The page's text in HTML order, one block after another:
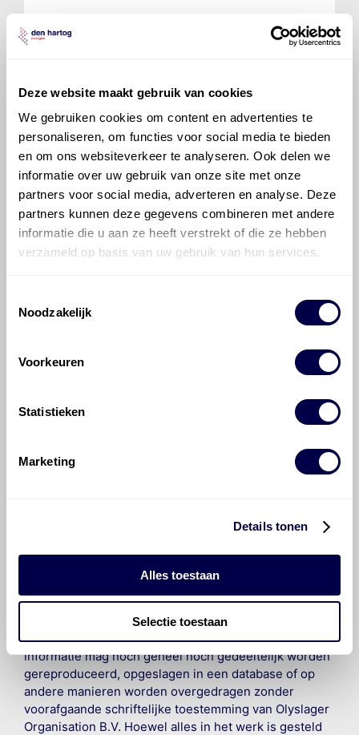
Deze website maakt gebruik van cookies
We gebruiken cookies om content en advertenties te
personaliseren, om functies voor social media te bieden
en om ons websiteverkeer te analyseren. Ook delen we
informatie over uw gebruik van onze site met onze
partners voor social media, adverteren en analyse. Deze
partners kunnen deze gegevens combineren met andere
informatie die u aan ze heeft verstrekt of die ze hebben
verzameld op basis van uw gebruik van hun services.
Noodzakelijk
Voorkeuren
Statistieken
Marketing
Details tonen
Alles toestaan
Selectie toestaan
700 Sintofluid 75W80
Veelgestelde vragen over
de BMW 3 series
voor de BMW 3 series 325i?
Hoeveel motorolie gaat er in een BMW
©OlyslagerAlle rechten voorbehouden. Deze
informatie mag noch geheel noch gedeeltelijk worden
gereproduceerd, opgeslagen in een database of op
andere manieren worden overgedragen zonder
voorafgaande schriftelijke toestemming van Olyslager
Organisation B.V. Hoewel alles in het werk is gesteld